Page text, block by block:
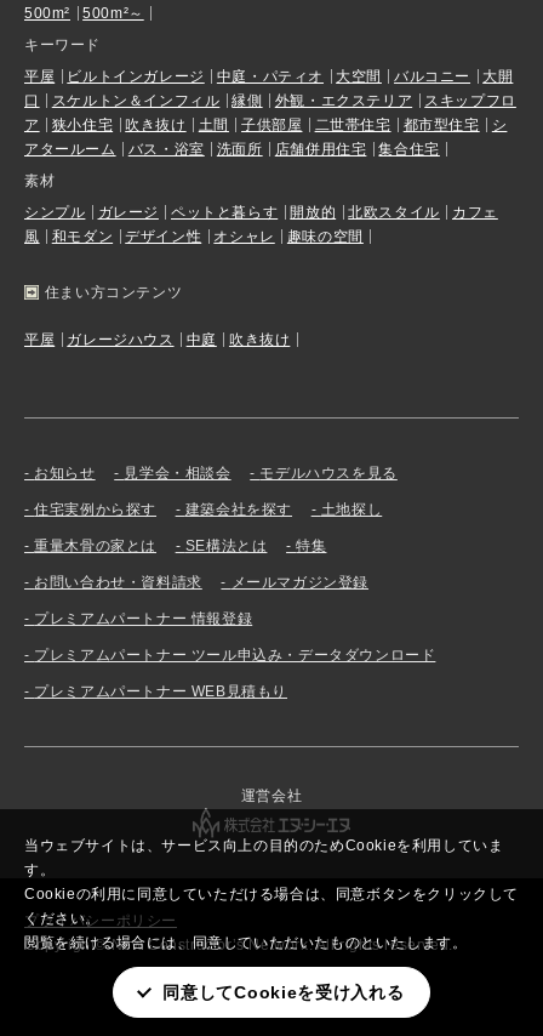
当ウェブサイトは、サービス向上の目的のためCookieを利用していま
す。
Cookieの利用に同意していただける場合は、同意ボタンをクリックして
ください。
閲覧を続ける場合には、同意していただいたものといたします。
同意してCookieを受け入れる
500m²
500m²～
キーワード
平屋
ビルトインガレージ 中庭・パティオ 大空間 バルコニー
大開
口
スケルトン＆インフィル 縁側 外観・エクステリア
スキップフロ
ア
狭小住宅 吹き抜け 土間 子供部屋 二世帯住宅 都市型住宅
シ
アタールーム
バス・浴室 洗面所 店舗併用住宅
集合住宅
素材
シンプル
ガレージ ペットと暮らす 開放的 北欧スタイル
カフェ
風
和モダン デザイン性 オシャレ 趣味の空間
住まい方コンテンツ
平屋 ガレージハウス 中庭 吹き抜け
お知らせ 見学会・相談会 モデルハウスを見る
住宅実例から探す 建築会社を探す 土地探し
重量木骨の家とは SE構法とは 特集
お問い合わせ・資料請求 メールマガジン登録
プレミアムパートナー 情報登録
プレミアムパートナー ツール申込み・データダウンロード
プレミアムパートナー WEB見積もり
運営会社
プライバシーポリシー
Copyright© New Constructor’s Network. All rights reserved.